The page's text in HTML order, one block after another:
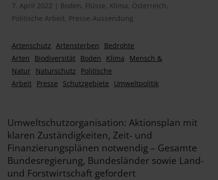
7. April 2022 | Boden, Flüsse, Klima, Österreich,
Politische Arbeit, Presse-Aussendung
Artenschutz Artensterben
Bedrohte
Arten
Biodiversität Boden Klima
Mensch &
Natur Naturschutz
Politische
Arbeit Presse Schutzgebiete Umweltpolitik
Umweltschutzorganisation: Aktionsplan mit
klaren Zuständigkeiten, Zeit- und
Finanzierungsplänen notwendig – Gesamte
Bundesregierung, Bundesländer sowie Land-
und Forstwirtschaft gefordert